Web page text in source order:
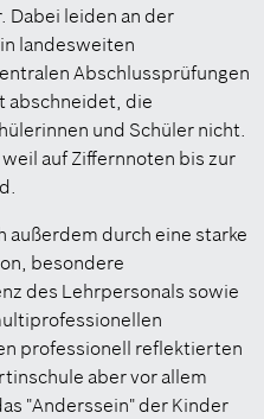
Dabei leiden an der
landesweiten
Abschlussprüfungen
abschneidet, die
und Schüler nicht.
auf Ziffernnoten bis zur
außerdem durch eine starke
besondere
des Lehrpersonals sowie
professionell reflektierten
aber vor allem
"Anderssein" der Kinder